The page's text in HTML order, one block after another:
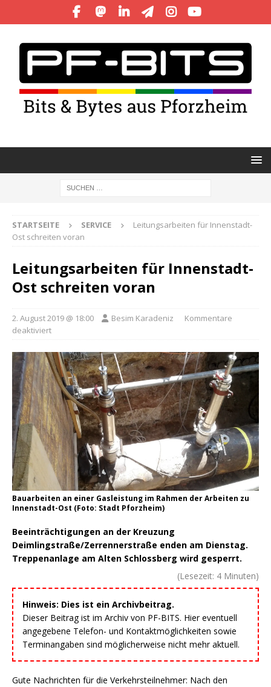
STARTSEITE SERVICE
Leitungsarbeiten für Innenstadt-
Ost schreiten voran
Leitungsarbeiten für Innenstadt-
Ost schreiten voran
2. August 2019 @ 18:00 Besim Karadeniz
Kommentare
deaktiviert
Bauarbeiten an einer Gasleistung im Rahmen der Arbeiten zu
Innenstadt-Ost (Foto: Stadt Pforzheim)
Beeinträchtigungen an der Kreuzung
Deimlingstraße/Zerrennerstraße enden am Dienstag.
Treppenanlage am Alten Schlossberg wird gesperrt.
(Lesezeit: 4 Minuten)
Hinweis: Dies ist ein Archivbeitrag.
Dieser Beitrag ist im Archiv von PF-BITS. Hier eventuell
angegebene Telefon- und Kontaktmöglichkeiten sowie
Terminangaben sind möglicherweise nicht mehr aktuell.
Gute Nachrichten für die Verkehrsteilnehmer: Nach den